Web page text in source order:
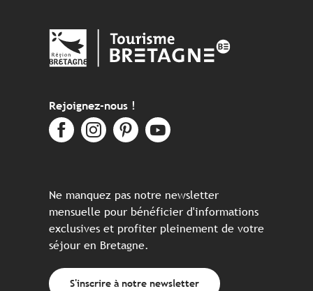
Rejoignez-nous !
Ne manquez pas notre newsletter
mensuelle pour bénéficier d'informations
exclusives et profiter pleinement de votre
séjour en Bretagne.
S'inscrire à notre newsletter